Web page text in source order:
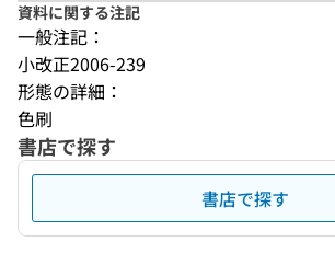
資料に関する注記
一般注記：
小改正2006-239
形態の詳細：
色刷
書店で探す
書店で探す